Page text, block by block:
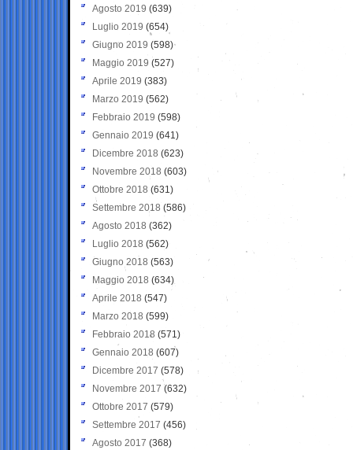
Agosto 2019 (639)
Luglio 2019 (654)
Giugno 2019 (598)
Maggio 2019 (527)
Aprile 2019 (383)
Marzo 2019 (562)
Febbraio 2019 (598)
Gennaio 2019 (641)
Dicembre 2018 (623)
Novembre 2018 (603)
Ottobre 2018 (631)
Settembre 2018 (586)
Agosto 2018 (362)
Luglio 2018 (562)
Giugno 2018 (563)
Maggio 2018 (634)
Aprile 2018 (547)
Marzo 2018 (599)
Febbraio 2018 (571)
Gennaio 2018 (607)
Dicembre 2017 (578)
Novembre 2017 (632)
Ottobre 2017 (579)
Settembre 2017 (456)
Agosto 2017 (368)